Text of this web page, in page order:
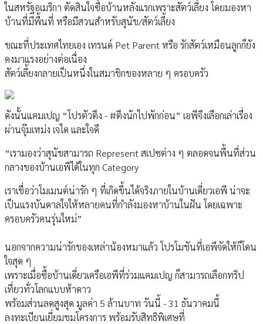
ในสหรัฐอเมริกา ตัดสินใจซื้อบ้านหลังแรกเพราะสัตว์เลี้ยง โดยมองหา
บ้านที่มีพื้นที่ หรือมีสวนสำหรับสุนัข/สัตว์เลี้ยง
ขณะที่ประเทศไทยเอง เทรนด์ Pet Parent หรือ รักสัตว์เหมือนลูกก็ยัง
คงมาแรงอย่างต่อเนื่อง
สัตว์เลี้ยงกลายเป็นหนึ่งในสมาชิกของหลาย ๆ ครอบครัว
ดังนั้นแคมเปญ “โปรตัวตึง - #ตึงนักไปพักก่อน” เอพีจึงเลือกเล่าเรื่อง
ผ่านจุ๊มเหม่ง เจได และใจดี
“เรามองว่าสุนัขสามารถ Represent สเปซต่าง ๆ ตลอดจนพื้นที่ส่วน
กลางของบ้านเอพีได้ในทุก Category
เราเชื่อว่าโมเมนต์น่ารัก ๆ ที่เกิดขึ้นได้จริงภายในบ้านเดี่ยวเอพี น่าจะ
เป็นแรงบันดาลใจให้หลายคนที่กำลังมองหาบ้านในฝัน โดยเฉพาะ
ครอบครัวคนรุ่นใหม่”
นอกจากความน่ารักของเหล่าน้องหมาแล้ว โปรโมชันที่เอพีจัดให้ก็โดน
ใจสุด ๆ
เพราะเมื่อซื้อบ้านเดี่ยวเครือเอพีที่ร่วมแคมเปญ ก็สามารถเลือกทริป
เที่ยวทั่วโลกแบบห้าดาว
พร้อมส่วนลดสูงสุด มูลค่า 5 ล้านบาท วันนี้ - 31 ธันวาคมนี้
ลงทะเบียนเยี่ยมชมโครงการ พร้อมรับสิทธิพิเศษที่